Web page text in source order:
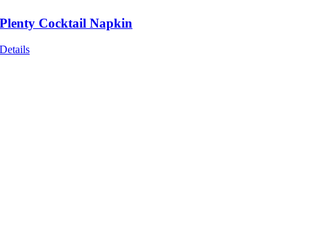
Plenty Cocktail Napkin
Details